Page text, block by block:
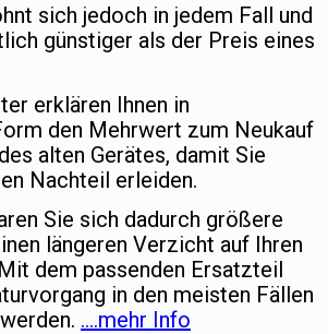
sich jedoch in jedem Fall und
günstiger als der Preis eines
erklären Ihnen in
den Mehrwert zum Neukauf
alten Gerätes, damit Sie
Nachteil erleiden.
Sie sich dadurch größere
längeren Verzicht auf Ihren
dem passenden Ersatzteil
in den meisten Fällen
….mehr Info